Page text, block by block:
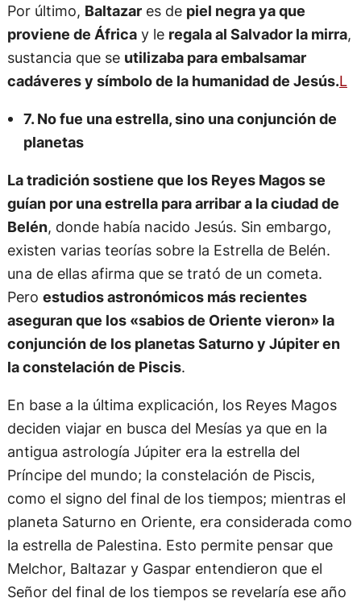
Por último, Baltazares de piel negra ya que
proviene de Áfricay le regala al Salvador la mirra,
sustancia que se utilizaba para embalsamar
cadáveres y símbolo de la humanidad de Jesús.L
7. No fue una estrella, sino una conjunción de
planetas
La tradición sostiene que los Reyes Magos se
guían por una estrella para arribar a la ciudad de
Belén, donde había nacido Jesús. Sin embargo,
existen varias teorías sobre la Estrella de Belén.
una de ellas afirma que se trató de un cometa.
Pero estudios astronómicos más recientes
aseguran que los «sabios de Oriente vieron» la
conjunción de los planetas Saturno y Júpiter en
la constelación de Piscis.
En base a la última explicación, los Reyes Magos
deciden viajar en busca del Mesías ya que en la
antigua astrología Júpiter era la estrella del
Príncipe del mundo; la constelación de Piscis,
como el signo del final de los tiempos; mientras el
planeta Saturno en Oriente, era considerada como
la estrella de Palestina. Esto permite pensar que
Melchor, Baltazar y Gaspar entendieron que el
Señor del final de los tiempos se revelaría ese año